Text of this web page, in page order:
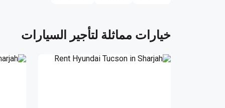
خيارات مماثلة لتأجير السيارات